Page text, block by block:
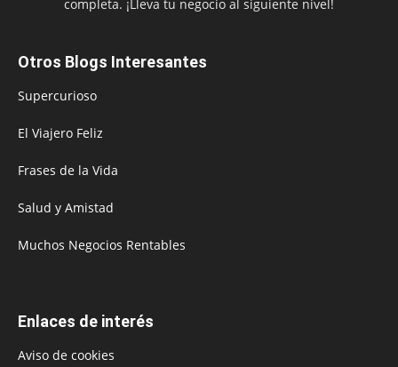
completa. ¡Lleva tu negocio al siguiente nivel!
Otros Blogs Interesantes
Supercurioso
El Viajero Feliz
Frases de la Vida
Salud y Amistad
Muchos Negocios Rentables
Enlaces de interés
Aviso de cookies